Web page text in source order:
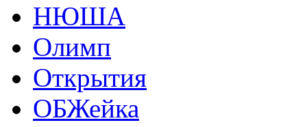
НЮША
Олимп
Открытия
ОБЖейка